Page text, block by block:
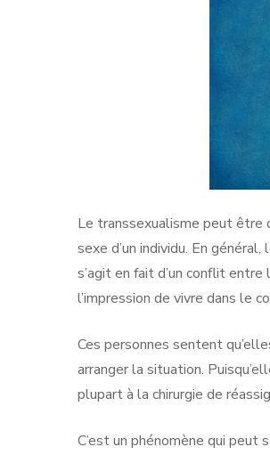
Le transsexualisme peut être
sexe d’un individu. En
s’agit en fait d’un conflit
l’impression de vivre dans le
Ces personnes sentent
arranger la situation.
plupart à la chirurgie de
C’est un phénomène qui